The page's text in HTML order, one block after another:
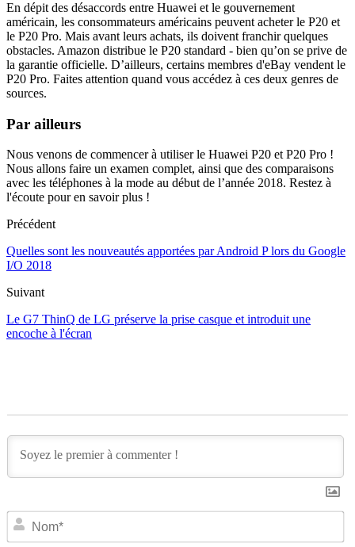
En dépit des désaccords entre Huawei et le gouvernement
américain, les consommateurs américains peuvent acheter le P20 et
le P20 Pro. Mais avant leurs achats, ils doivent franchir quelques
obstacles. Amazon distribue le P20 standard - bien qu’on se prive de
la garantie officielle. D’ailleurs, certains membres d'eBay vendent le
P20 Pro. Faites attention quand vous accédez à ces deux genres de
sources.
Par ailleurs
Nous venons de commencer à utiliser le Huawei P20 et P20 Pro !
Nous allons faire un examen complet, ainsi que des comparaisons
avec les téléphones à la mode au début de l’année 2018. Restez à
l'écoute pour en savoir plus !
Précédent
Quelles sont les nouveautés apportées par Android P lors du Google
I/O 2018
Suivant
Le G7 ThinQ de LG préserve la prise casque et introduit une
encoche à l'écran